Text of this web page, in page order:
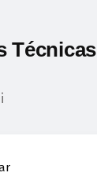
Técnicas